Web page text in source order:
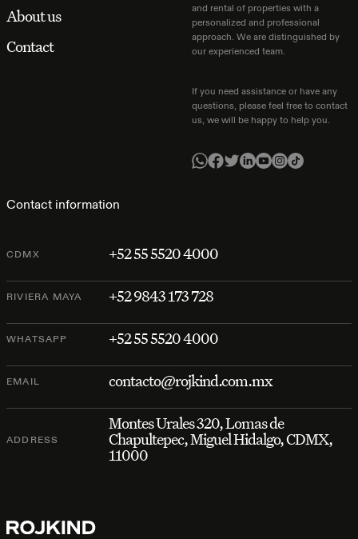
About us
Contact
Contact information
CDMX +52 55 5520 4000
RIVIERA MAYA +52 9843 173 728
WHATSAPP +52 55 5520 4000
EMAIL contacto@rojkind.com.mx
ADDRESS
Montes Urales 320, Lomas de
Chapultepec, Miguel Hidalgo, CDMX,
11000
and rental of properties with a
personalized and professional
approach. We are distinguished by
our experienced team.
If you need assistance or have any
questions, please feel free to contact
us, we will be happy to help you.